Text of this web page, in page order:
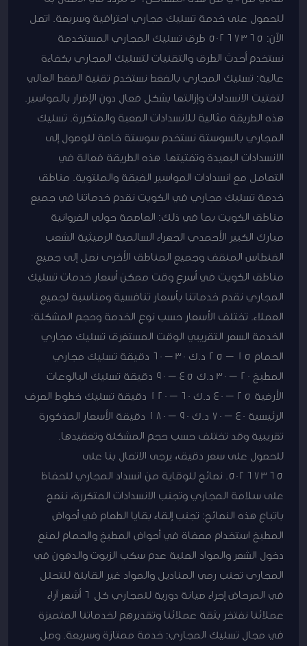
للحصول على خدمة تسليك مجاري احترافية وسريعة. اتصل
الآن: 50267365 طرق تسليك المجاري المستخدمة
نستخدم أحدث الطرق والتقنيات لتسليك المجاري بكفاءة
عالية: تسليك المجاري بالضغط نستخدم تقنية الضغط العالي
لتفتيت الانسدادات وإزالتها بشكل فعال دون الإضرار بالمواسير.
هذه الطريقة مثالية للانسدادات الصعبة والمتكررة. تسليك
المجاري بالسوستة نستخدم سوستة خاصة للوصول إلى
الانسدادات البعيدة وتفتيتها. هذه الطريقة فعالة في
التعامل مع انسدادات المواسير الضيقة والملتوية. مناطق
خدمة تسليك مجاري في الكويت نقدم خدماتنا في جميع
مناطق الكويت بما في ذلك: العاصمة حولي الفروانية
مبارك الكبير الأحمدي الجهراء السالمية الرميثية الشعب
الفنطاس المنقف وجميع المناطق الأخرى نصل إلى جميع
مناطق الكويت في أسرع وقت ممكن أسعار خدمات تسليك
المجاري نقدم خدماتنا بأسعار تنافسية ومناسبة لجميع
العملاء. تختلف الأسعار حسب نوع الخدمة وحجم المشكلة:
الخدمة السعر التقريبي الوقت المستغرق تسليك مجاري
الحمام 15 – 25 د.ك 30 – 60 دقيقة تسليك مجاري
المطبخ 20 – 30 د.ك 45 – 90 دقيقة تسليك البالوعات
الأرضية 25 – 40 د.ك 60 – 120 دقيقة تسليك خطوط الصرف
الرئيسية 40 – 70 د.ك 90 – 180 دقيقة الأسعار المذكورة
تقريبية وقد تختلف حسب حجم المشكلة وتعقيدها.
للحصول على سعر دقيق، يرجى الاتصال بنا على
50267365. نصائح للوقاية من انسداد المجاري للحفاظ
على سلامة المجاري وتجنب الانسدادات المتكررة، ننصح
باتباع هذه النصائح: تجنب إلقاء بقايا الطعام في أحواض
المطبخ استخدام مصفاة في أحواض المطبخ والحمام لمنع
دخول الشعر والمواد الصلبة عدم سكب الزيوت والدهون في
المجاري تجنب رمي المناديل والمواد غير القابلة للتحلل
في المرحاض إجراء صيانة دورية للمجاري كل 6 أشهر آراء
عملائنا نفتخر بثقة عملائنا وتقديرهم لخدماتنا المتميزة
في مجال تسليك المجاري: خدمة ممتازة وسريعة. وصل